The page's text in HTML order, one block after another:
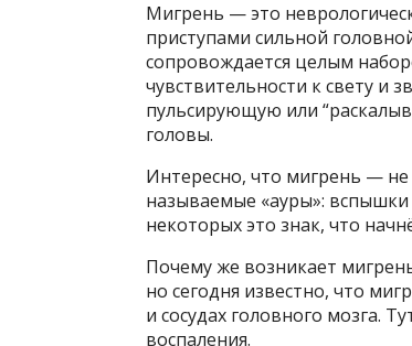
Мигрень — это
приступами сильной
сопровождается целым
чувствительности к свету и
пульсирующую или
головы.
Интересно, что мигрень — не
называемые «ауры»:
некоторых это знак, что
Почему же возникает
но сегодня известно, что
и сосудах головного мозга.
воспаления.